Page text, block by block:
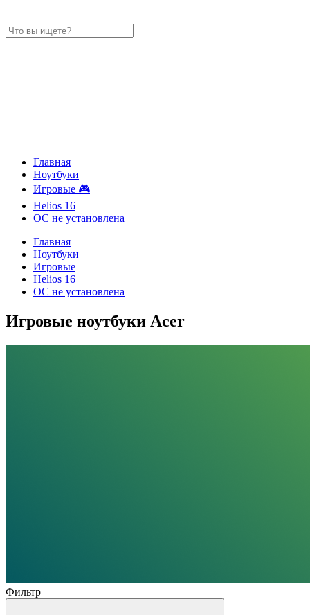
Главная
Ноутбуки
Игровые 🎮
Helios 16
ОС не установлена
Главная
Ноутбуки
Игровые
Helios 16
ОС не установлена
Игровые ноутбуки Acer
Фильтр